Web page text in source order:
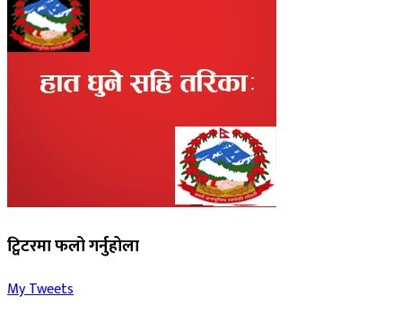
ट्विटरमा फलो गर्नुहोला
My Tweets